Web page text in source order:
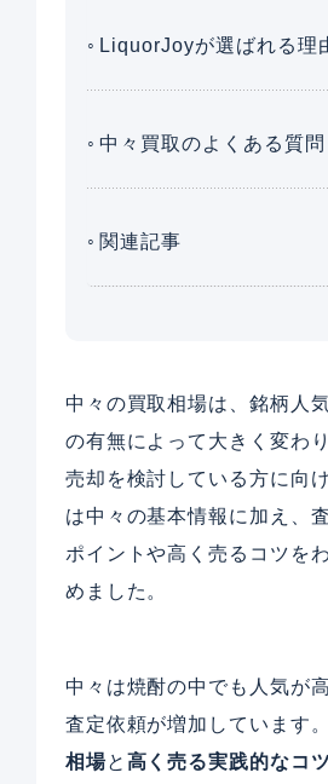
LiquorJoyが選ばれる理
中々買取のよくある質問
関連記事
中々の買取相場は、銘柄人
の有無によって大きく変わ
売却を検討している方に向
は中々の基本情報に加え、
ポイントや高く売るコツを
めました。
中々は焼酎の中でも人気が
査定依頼が増加しています
相場と 高く売る実践的なコツ